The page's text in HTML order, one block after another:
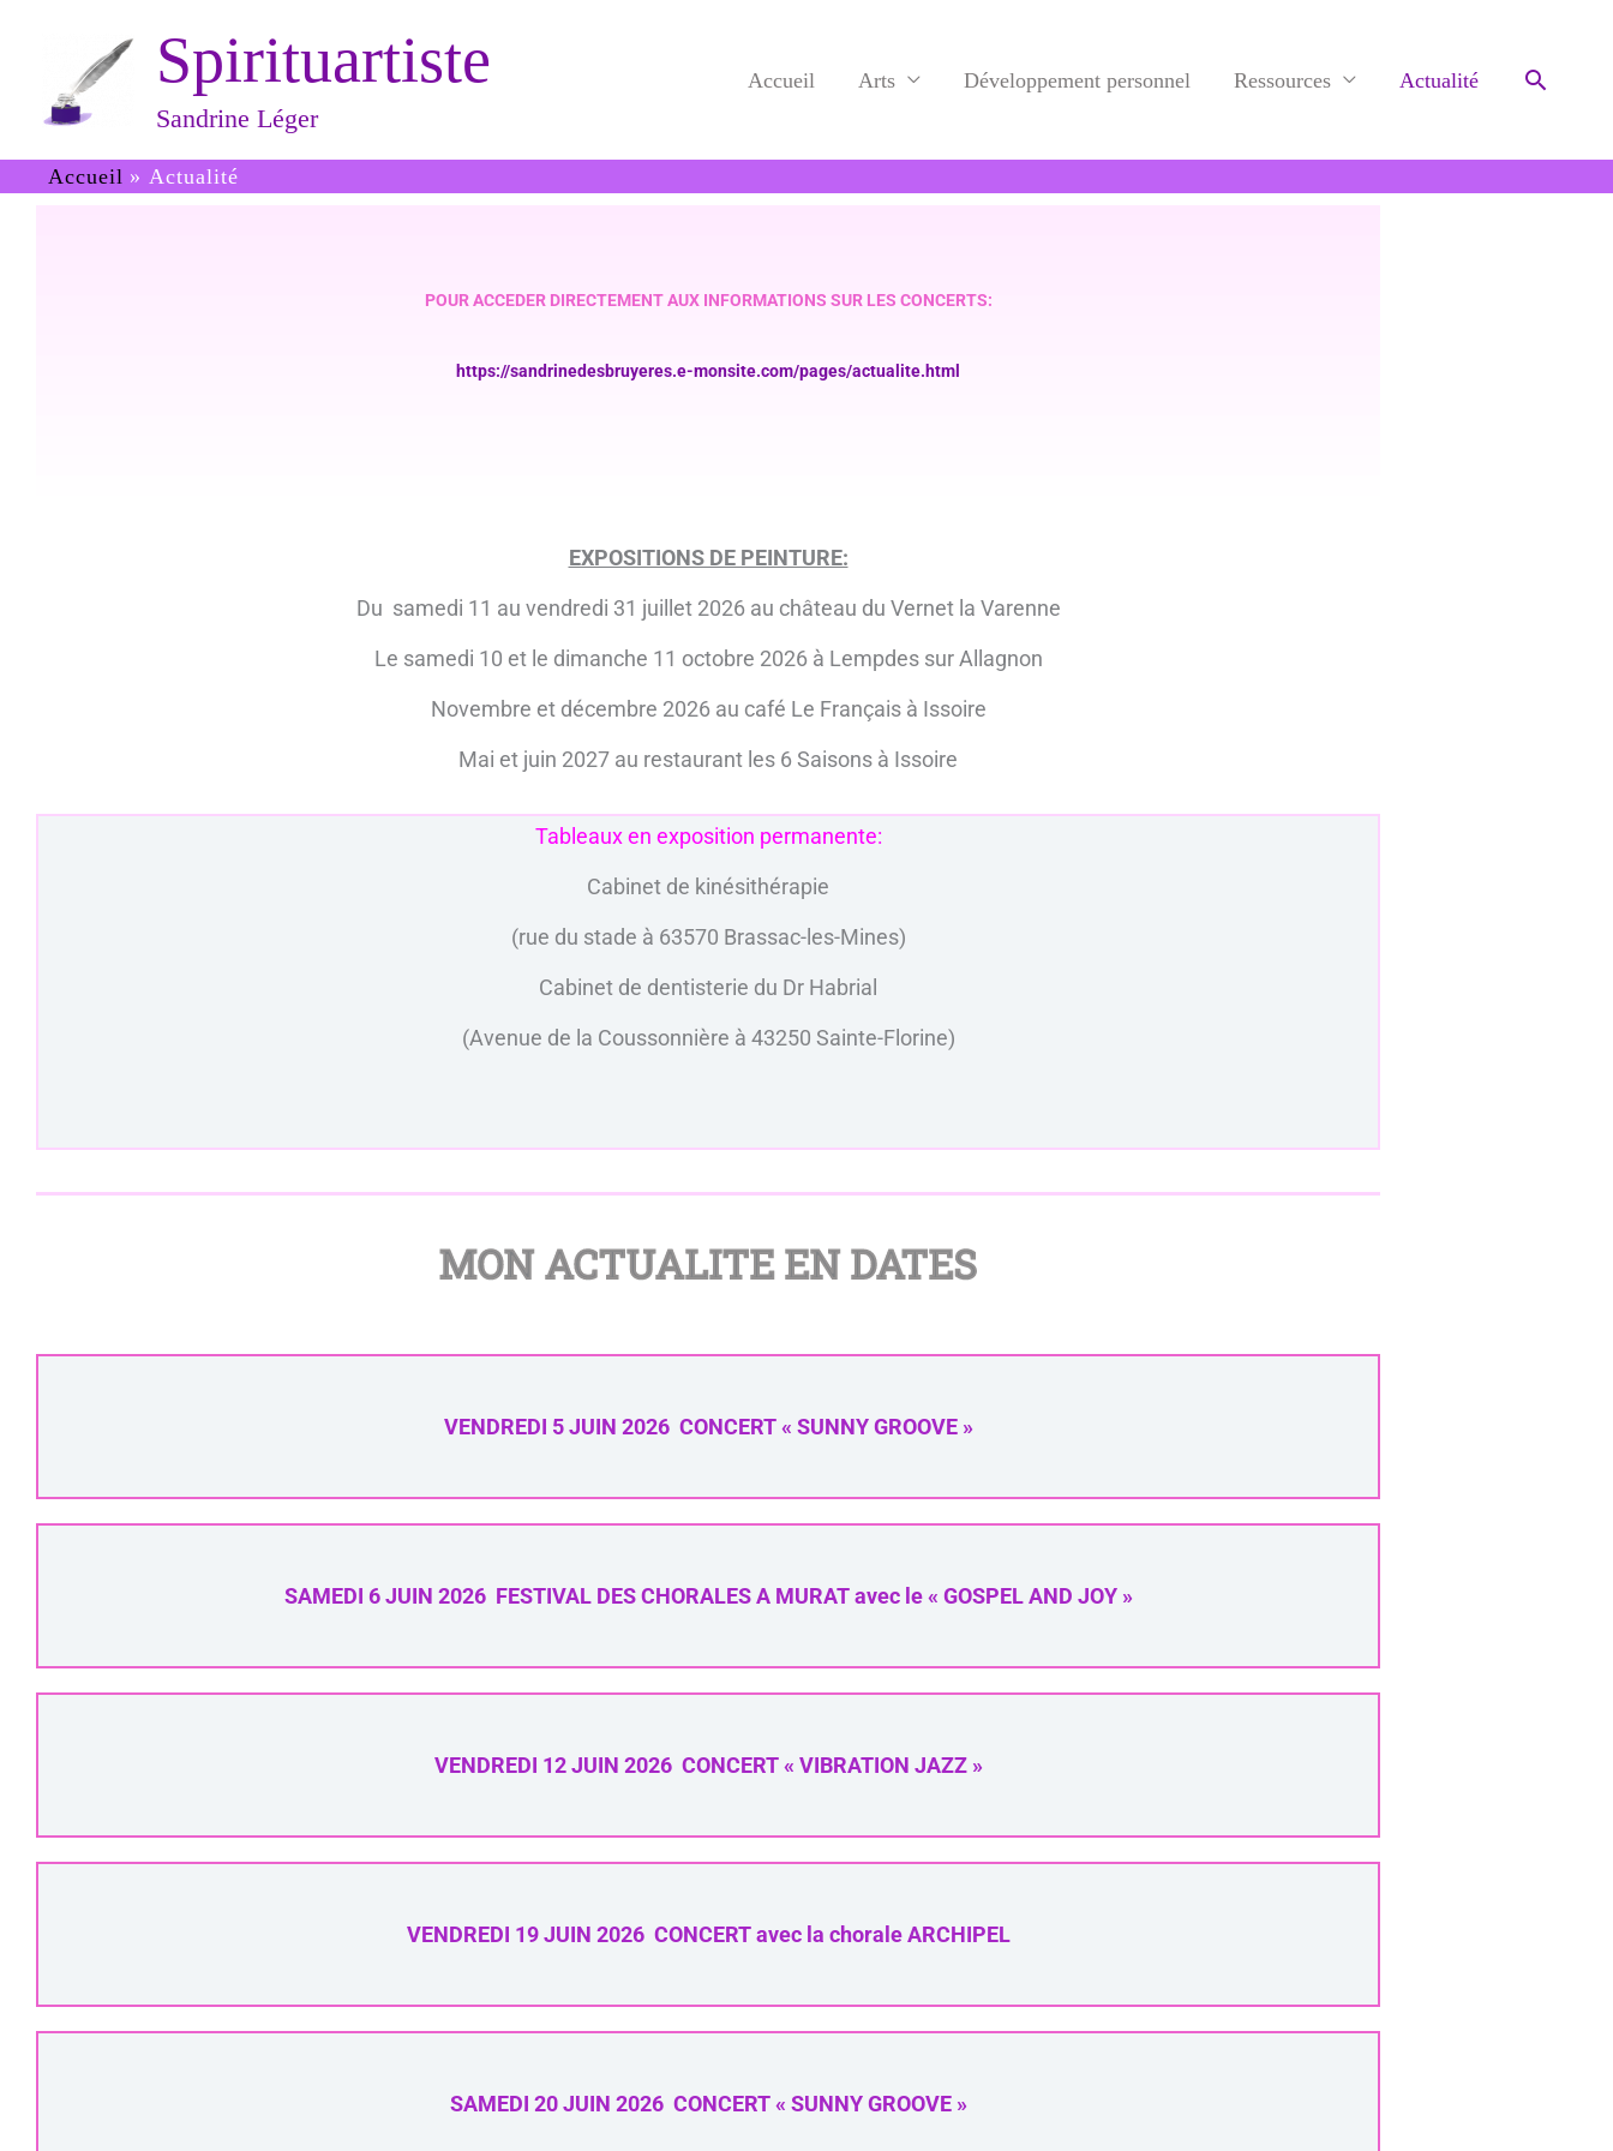
contenu
Spirituartiste
Sandrine Léger
Accueil Arts Développement personnel Ressources Actualité
Accueil Actualité
POUR ACCEDER DIRECTEMENT AUX INFORMATIONS SUR LES CONCERTS:
https://sandrinedesbruyeres.e-monsite.com/pages/actualite.html
EXPOSITIONS DE PEINTURE:
Du samedi 11 au vendredi 31 juillet 2026 au château du Vernet la Varenne
Le samedi 10 et le dimanche 11 octobre 2026 à Lempdes sur Allagnon
Novembre et décembre 2026 au café Le Français à Issoire
Mai et juin 2027 au restaurant les 6 Saisons à Issoire
Tableaux en exposition permanente:
Cabinet de kinésithérapie
(rue du stade à 63570 Brassac-les-Mines)
Cabinet de dentisterie du Dr Habrial
(Avenue de la Coussonnière à 43250 Sainte-Florine)
MON ACTUALITE EN DATES
VENDREDI 5 JUIN 2026 CONCERT « SUNNY GROOVE »
SAMEDI 6 JUIN 2026 FESTIVAL DES CHORALES A MURAT avec le « GOSPEL AND JOY »
VENDREDI 12 JUIN 2026 CONCERT « VIBRATION JAZZ »
VENDREDI 19 JUIN 2026 CONCERT avec la chorale ARCHIPEL
SAMEDI 20 JUIN 2026 CONCERT « SUNNY GROOVE »